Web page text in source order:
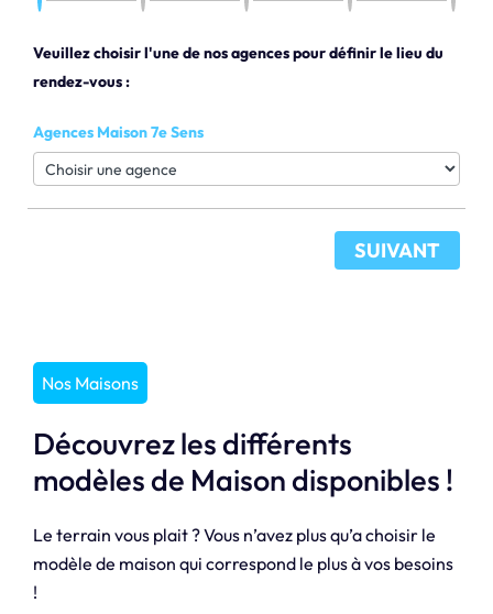
Veuillez choisir l'une de nos agences pour définir le lieu du
rendez-vous :
Agences Maison 7e Sens
SUIVANT
Nos Maisons
Découvrez les différents
modèles de Maison disponibles !
Le terrain vous plait ? Vous n’avez plus qu’a choisir le
modèle de maison qui correspond le plus à vos besoins
!